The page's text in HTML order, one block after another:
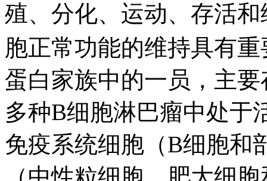
殖、分化、运动、存活
胞正常功能的维持具有
蛋白家族中的一员，主
多种B细胞淋巴瘤中处于
免疫系统细胞（B细胞和